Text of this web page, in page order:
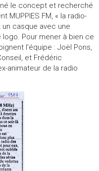
le concept et recherché
MUPPIES FM, « la radio-
casque avec une
Pour mener à bien ce
l’équipe : Joël Pons,
et Frédéric
animateur de la radio